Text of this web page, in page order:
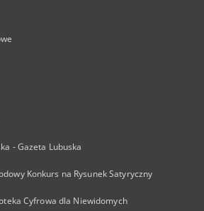
- Gazeta Lubuska
Konkurs na Rysunek Satyryczny
Cyfrowa dla Niewidomych